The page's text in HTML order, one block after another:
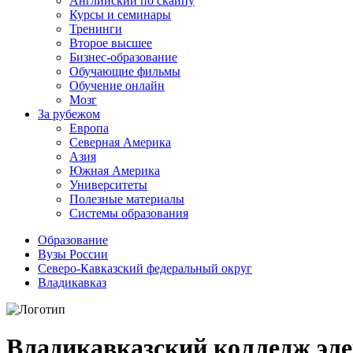
Курсы и семинары
Тренинги
Второе высшее
Бизнес-образование
Обучающие фильмы
Обучение онлайн
Мозг
За рубежом
Европа
Северная Америка
Азия
Южная Америка
Университеты
Полезные материалы
Системы образования
Образование
Вузы России
Северо-Кавказский федеральный округ
Владикавказ